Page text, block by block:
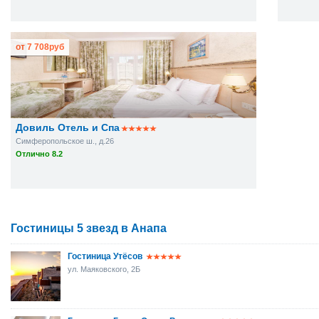
Довиль Отель и Спа
Симферопольское ш., д.26
Отлично 8.2
от 7 708руб
Гостиницы 5 звезд в Анапа
Гостиница Утёсов
ул. Маяковского, 2Б